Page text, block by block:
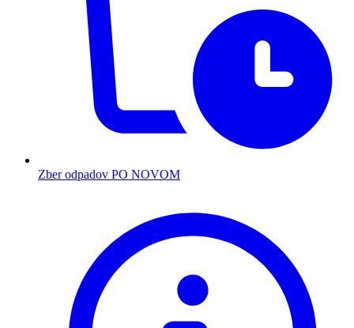
Zber odpadov PO NOVOM